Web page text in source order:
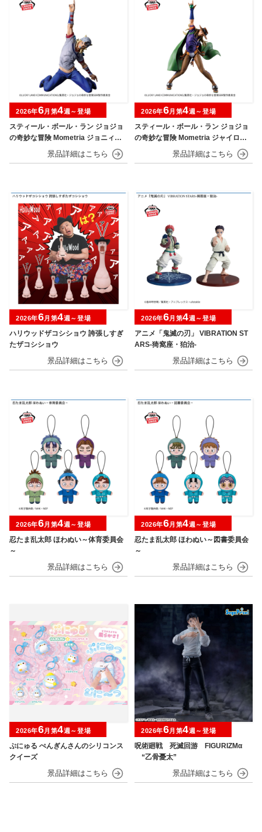
スティール・ボール・ラン ジョジョ
の奇妙な冒険 Mometria ジョニィ・
ジョースター
2026年6月第4週～登場
スティール・ボール・ラン ジョジョ
の奇妙な冒険 Mometria ジャイロ・
2026年6月第4週～登場
ハリウッドザコシショウ 誇張しすぎ
たザコシショウ
2026年6月第4週～登場
アニメ「鬼滅の刃」 VIBRATION ST
ARS-猗窩座・狛治-
2026年6月第4週～登場
忍たま乱太郎 ほわぬい～体育委員会
～
2026年6月第4週～登場
忍たま乱太郎 ほわぬい～図書委員会
～
2026年6月第4週～登場
ぷにゅる ぺんぎんさんのシリコンス
クイーズ
2026年6月第4週～登場
呪術廻戦 死滅回游 FIGURIZMα
“乙骨憂太”
2026年6月第4週～登場